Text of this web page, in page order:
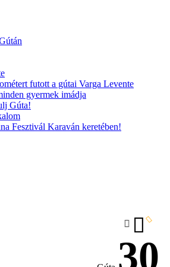
futott a gútai Varga Levente
gyermek imádja
Gúta!
Fesztivál Karaván keretében!
30